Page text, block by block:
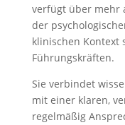
verfügt über mehr
der
klinischen Kontext
Führungskräften.
Sie verbindet
mit einer klaren,
regelmäßig